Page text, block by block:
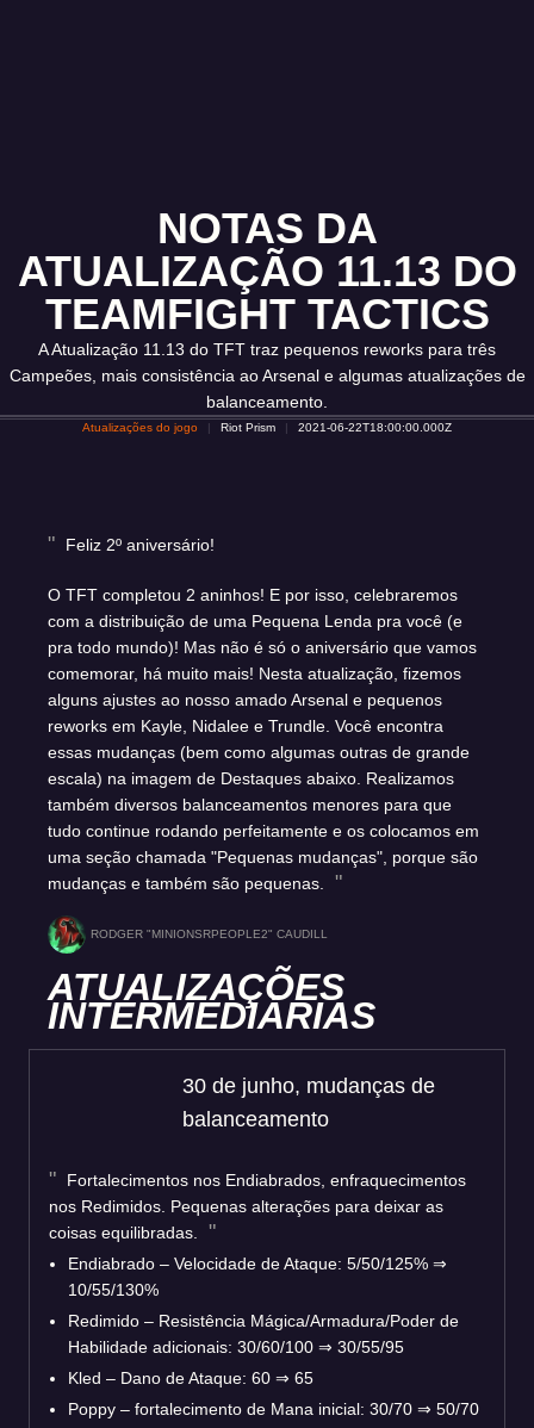
NOTAS DA
ATUALIZAÇÃO 11.13 DO
TEAMFIGHT TACTICS
A Atualização 11.13 do TFT traz pequenos reworks para três
Campeões, mais consistência ao Arsenal e algumas atualizações de
balanceamento.
Atualizações do jogo Riot Prism 2021-06-22T18:00:00.000Z
Feliz 2º aniversário!
O TFT completou 2 aninhos! E por isso, celebraremos
com a distribuição de uma Pequena Lenda pra você (e
pra todo mundo)! Mas não é só o aniversário que vamos
comemorar, há muito mais! Nesta atualização, fizemos
alguns ajustes ao nosso amado Arsenal e pequenos
reworks em Kayle, Nidalee e Trundle. Você encontra
essas mudanças (bem como algumas outras de grande
escala) na imagem de Destaques abaixo. Realizamos
também diversos balanceamentos menores para que
tudo continue rodando perfeitamente e os colocamos em
uma seção chamada "Pequenas mudanças", porque são
mudanças e também são pequenas.
RODGER "MINIONSRPEOPLE2" CAUDILL
ATUALIZAÇÕES
INTERMEDIÁRIAS
30 de junho, mudanças de
balanceamento
Fortalecimentos nos Endiabrados, enfraquecimentos
nos Redimidos. Pequenas alterações para deixar as
coisas equilibradas.
Endiabrado – Velocidade de Ataque: 5/50/125% ⇒
10/55/130%
Redimido – Resistência Mágica/Armadura/Poder de
Habilidade adicionais: 30/60/100 ⇒ 30/55/95
Kled – Dano de Ataque: 60 ⇒ 65
Poppy – fortalecimento de Mana inicial: 30/70 ⇒ 50/70